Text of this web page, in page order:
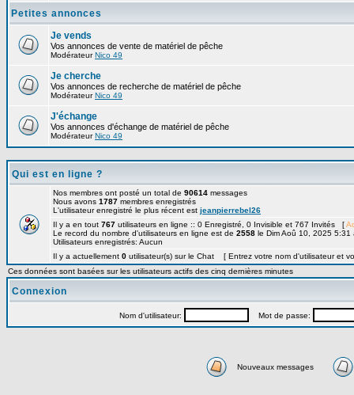
Petites annonces
Je vends
Vos annonces de vente de matériel de pêche
ModérateurNico 49
Je cherche
Vos annonces de recherche de matériel de pêche
ModérateurNico 49
J'échange
Vos annonces d'échange de matériel de pêche
ModérateurNico 49
Qui est en ligne ?
Nos membres ont posté un total de 90614 messages
Nous avons 1787 membres enregistrés
L'utilisateur enregistré le plus récent est jeanpierrebel26
Il y a en tout 767 utilisateurs en ligne :: 0 Enregistré, 0 Invisible et 767 Invités [
Le record du nombre d'utilisateurs en ligne est de 2558 le Dim Aoû 10, 2025 5:31
Utilisateurs enregistrés: Aucun
Il y a actuellement 0 utilisateur(s) sur le Chat [ Entrez votre nom d'utilisateur et
Ces données sont basées sur les utilisateurs actifs des cinq dernières minutes
Connexion
Nom d'utilisateur: Mot de passe:
Nouveaux messages